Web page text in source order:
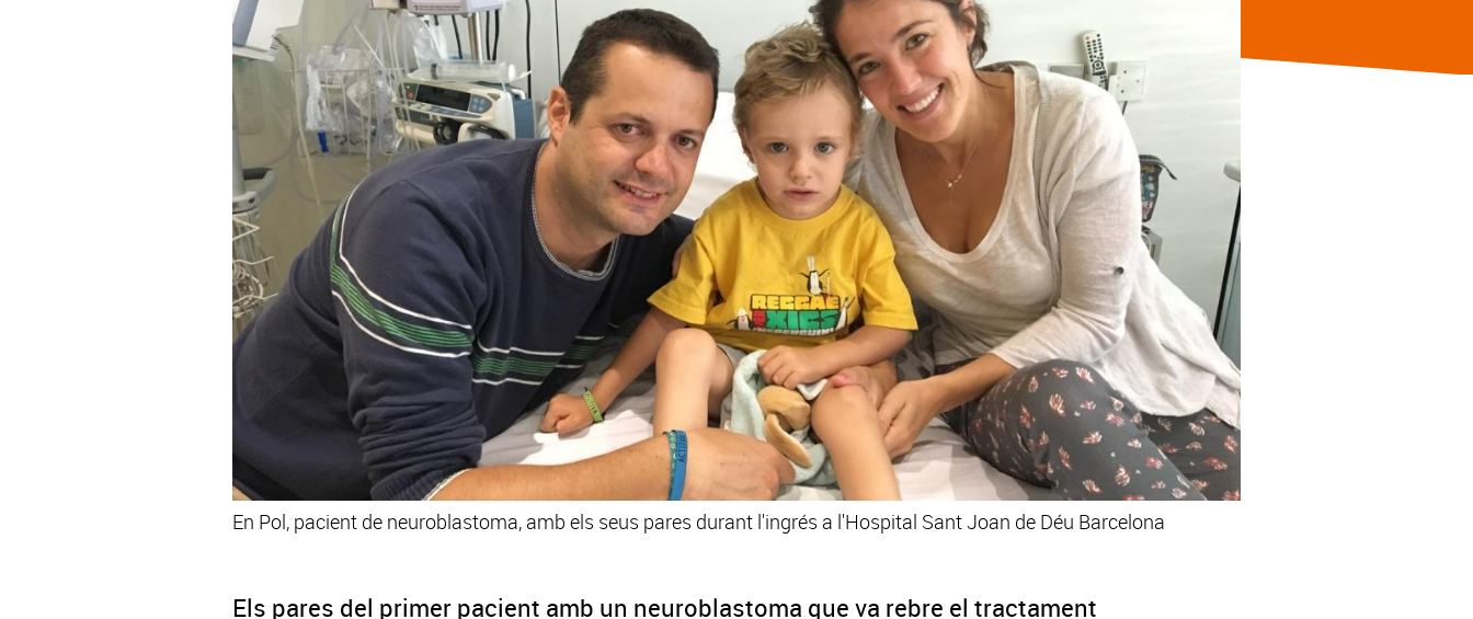
En Pol, pacient de neuroblastoma, amb els seus pares durant l'ingrés a l'Hospital Sant Joan de Déu Barcelona
Els pares del primer pacient amb un neuroblastoma que va rebre el tractament